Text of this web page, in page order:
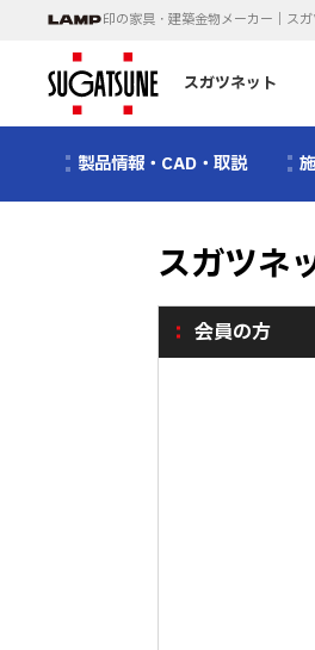
印の家具・建築金物メーカー｜ス
スガツネット
製品情報・CAD・取説
スガツネ
会員の方